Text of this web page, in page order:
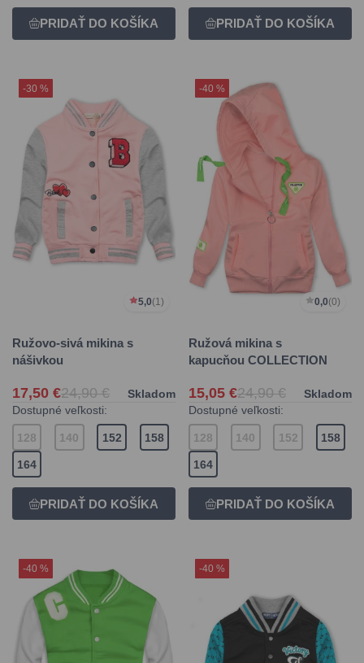
-30 %
5,0(1)
Ružovo-sivá mikina s
nášivkou
17,50 €24,90 €
Skladom
Dostupné veľkosti:
128 140 152 158
164
-40 %
0,0(0)
Ružová mikina s
kapucňou COLLECTION
15,05 €24,90 €
Skladom
Dostupné veľkosti:
128 140 152 158
164
-40 % -40 %